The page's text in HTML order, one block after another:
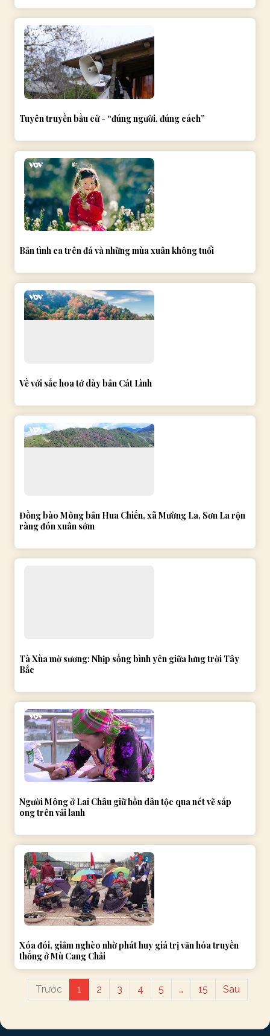
Tuyên truyền bầu cử - “đúng người, đúng cách”
Bản tình ca trên đá và những mùa xuân không tuổi
Về với sắc hoa tớ dày bản Cát Lình
Đồng bào Mông bản Hua Chiến, xã Mường La, Sơn La rộn
ràng đón xuân sớm
Tà Xùa mờ sương: Nhịp sống bình yên giữa lưng trời Tây
Bắc
Người Mông ở Lai Châu giữ hồn dân tộc qua nét vẽ sáp
ong trên vải lanh
Xóa đói, giảm nghèo nhờ phát huy giá trị văn hóa truyền
thống ở Mù Cang Chải
Trước 1 2 3 4 5 … 15 Sau